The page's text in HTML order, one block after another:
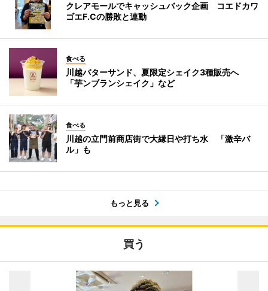
クレアモールでキャッシュバック企画 コエドカワ
ゴエF.Cの勝敗と連動
食べる
川越バターサンド、夏限定シェイク3種販売へ
「芋ンブランシェイク」など
食べる
川越の立門前商店街で大縁日や打ち水 「激辛バ
ル」も
もっと見る
買う